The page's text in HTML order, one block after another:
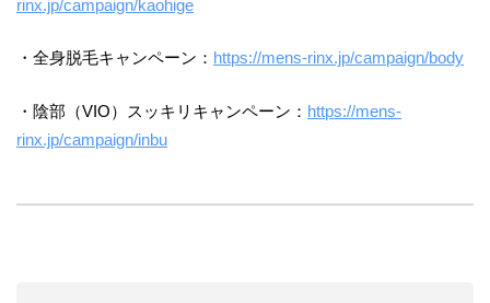
rinx.jp/campaign/kaohige
・全身脱毛キャンペーン： https://mens-rinx.jp/campaign/body
・陰部（VIO）スッキリキャンペーン： https://mens-
rinx.jp/campaign/inbu